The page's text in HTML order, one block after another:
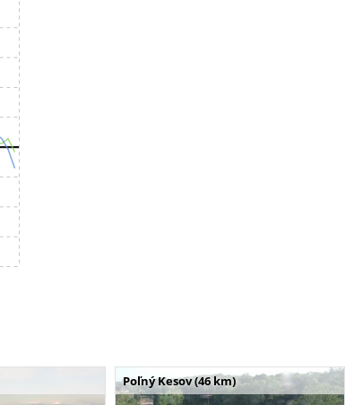
Poľný Kesov (46 km)